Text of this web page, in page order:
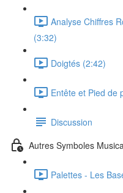
Analyse Chiffres
(3:32)
Doigtés (2:42)
Entête et Pied de
Discussion
Autres Symboles
Palettes - Les